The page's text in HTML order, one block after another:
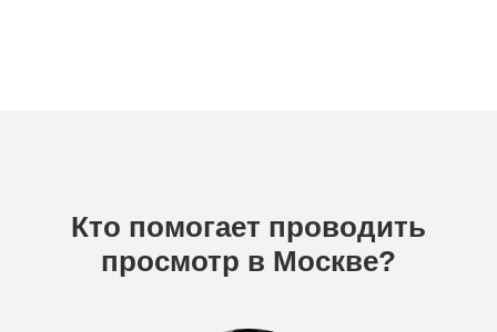
Кто помогает проводить
просмотр в Москве?